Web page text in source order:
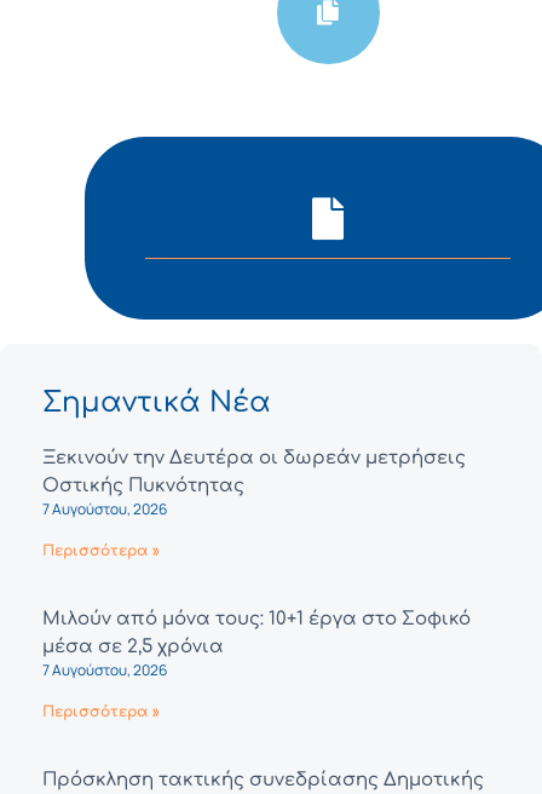
Σημαντικά Νέα
Ξεκινούν την Δευτέρα οι δωρεάν μετρήσεις
Οστικής Πυκνότητας
7 Αυγούστου, 2026
Περισσότερα »
Μιλούν από μόνα τους: 10+1 έργα στο Σοφικό
μέσα σε 2,5 χρόνια
7 Αυγούστου, 2026
Περισσότερα »
Πρόσκληση τακτικής συνεδρίασης Δημοτικής